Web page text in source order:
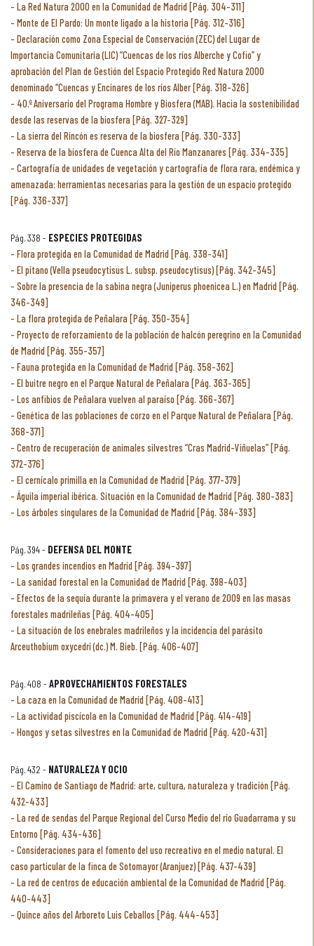
La Red Natura 2000 en la Comunidad de Madrid [Pág. 304-311]
Monte de El Pardo: Un monte ligado a la historia [Pág. 312-316]
Declaración como Zona Especial de Conservación (ZEC) del Lugar de
Importancia Comunitaria (LIC) “Cuencas de los ríos Alberche y Cofio” y
aprobación del Plan de Gestión del Espacio Protegido Red Natura 2000
denominado “Cuencas y Encinares de los ríos Alber [Pág. 318-326]
40.º Aniversario del Programa Hombre y Biosfera (MAB). Hacia la sostenibilidad
desde las reservas de la biosfera [Pág. 327-329]
La sierra del Rincón es reserva de la biosfera [Pág. 330-333]
Reserva de la biosfera de Cuenca Alta del Río Manzanares [Pág. 334-335]
Cartografía de unidades de vegetación y cartografía de flora rara, endémica y
amenazada: herramientas necesarias para la gestión de un espacio protegido
[Pág. 336-337]
Pág. 338 - ESPECIES PROTEGIDAS
Flora protegida en la Comunidad de Madrid [Pág. 338-341]
El pítano (Vella pseudocytisus L. subsp. pseudocytisus) [Pág. 342-345]
Sobre la presencia de la sabina negra (Juniperus phoenicea L.) en Madrid [Pág.
346-349]
La flora protegida de Peñalara [Pág. 350-354]
Proyecto de reforzamiento de la población de halcón peregrino en la Comunidad
de Madrid [Pág. 355-357]
Fauna protegida en la Comunidad de Madrid [Pág. 358-362]
El buitre negro en el Parque Natural de Peñalara [Pág. 363-365]
Los anfibios de Peñalara vuelven al paraíso [Pág. 366-367]
Genética de las poblaciones de corzo en el Parque Natural de Peñalara [Pág.
368-371]
Centro de recuperación de animales silvestres “Cras Madrid-Viñuelas” [Pág.
372-376]
El cernícalo primilla en la Comunidad de Madrid [Pág. 377-379]
Águila imperial ibérica. Situación en la Comunidad de Madrid [Pág. 380-383]
Los árboles singulares de la Comunidad de Madrid [Pág. 384-393]
Pág. 394 - DEFENSA DEL MONTE
Los grandes incendios en Madrid [Pág. 394-397]
La sanidad forestal en la Comunidad de Madrid [Pág. 398-403]
Efectos de la sequía durante la primavera y el verano de 2009 en las masas
forestales madrileñas [Pág. 404-405]
La situación de los enebrales madrileños y la incidencia del parásito
Arceuthobium oxycedri (dc.) M. Bieb. [Pág. 406-407]
Pág. 408 - APROVECHAMIENTOS FORESTALES
La caza en la Comunidad de Madrid [Pág. 408-413]
La actividad piscícola en la Comunidad de Madrid [Pág. 414-419]
Hongos y setas silvestres en la Comunidad de Madrid [Pág. 420-431]
Pág. 432 - NATURALEZA Y OCIO
El Camino de Santiago de Madrid: arte, cultura, naturaleza y tradición [Pág.
432-433]
La red de sendas del Parque Regional del Curso Medio del río Guadarrama y su
Entorno [Pág. 434-436]
Consideraciones para el fomento del uso recreativo en el medio natural. El
caso particular de la finca de Sotomayor (Aranjuez) [Pág. 437-439]
La red de centros de educación ambiental de la Comunidad de Madrid [Pág.
440-443]
Quince años del Arboreto Luis Ceballos [Pág. 444-453]